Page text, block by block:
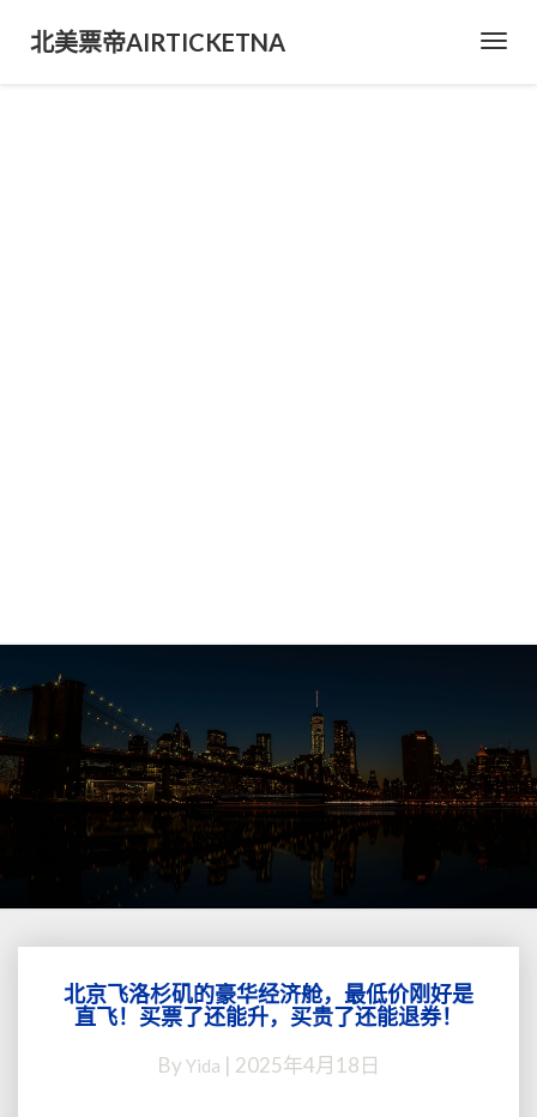
北美票帝AIRTICKETNA
北
京
洛
北京飞洛杉矶的豪华经济舱，最低价刚好是
直飞！买票了还能升，买贵了还能退券！
By Yida 2025年4月18日